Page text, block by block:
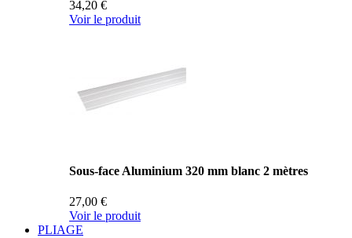
34,20 €
Voir le produit
Sous-face Aluminium 320 mm blanc 2 mètres
27,00 €
Voir le produit
PLIAGE